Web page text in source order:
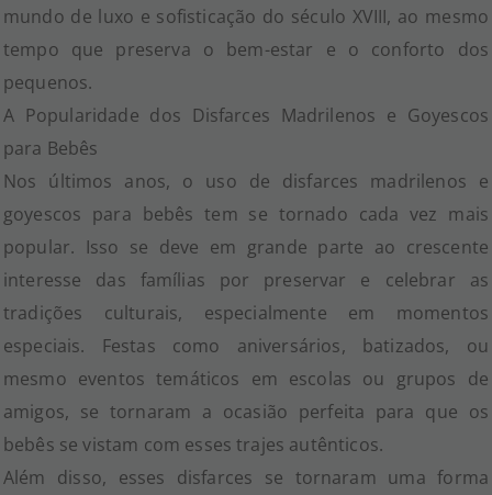
mundo de luxo e sofisticação do século XVIII, ao mesmo
tempo que preserva o bem-estar e o conforto dos
pequenos.
A Popularidade dos Disfarces Madrilenos e Goyescos
para Bebês
Nos últimos anos, o uso de disfarces madrilenos e
goyescos para bebês tem se tornado cada vez mais
popular. Isso se deve em grande parte ao crescente
interesse das famílias por preservar e celebrar as
tradições culturais, especialmente em momentos
especiais. Festas como aniversários, batizados, ou
mesmo eventos temáticos em escolas ou grupos de
amigos, se tornaram a ocasião perfeita para que os
bebês se vistam com esses trajes autênticos.
Além disso, esses disfarces se tornaram uma forma